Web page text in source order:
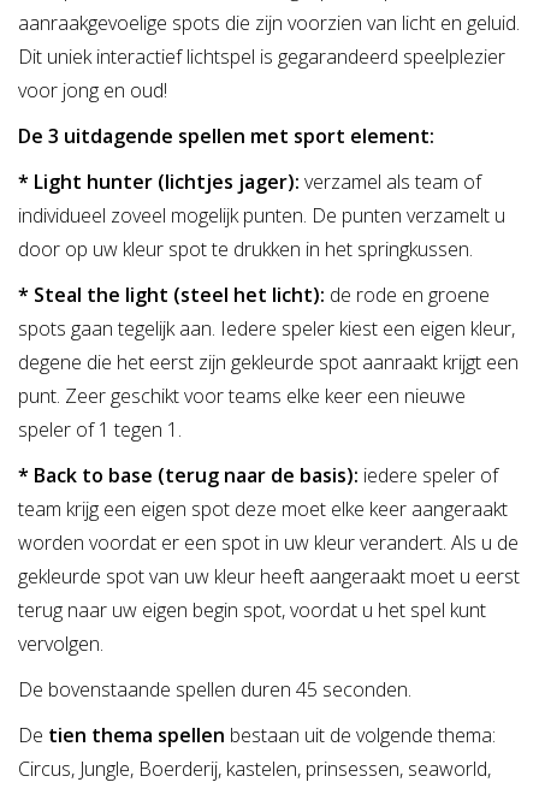
aanraakgevoelige spots die zijn voorzien van licht en geluid.
Dit uniek interactief lichtspel is gegarandeerd speelplezier
voor jong en oud!
De 3 uitdagende spellen met sport element:
* Light hunter (lichtjes jager): verzamel als team of
individueel zoveel mogelijk punten. De punten verzamelt u
door op uw kleur spot te drukken in het springkussen.
* Steal the light (steel het licht): de rode en groene
spots gaan tegelijk aan. Iedere speler kiest een eigen kleur,
degene die het eerst zijn gekleurde spot aanraakt krijgt een
punt. Zeer geschikt voor teams elke keer een nieuwe
speler of 1 tegen 1.
* Back to base (terug naar de basis): iedere speler of
team krijg een eigen spot deze moet elke keer aangeraakt
worden voordat er een spot in uw kleur verandert. Als u de
gekleurde spot van uw kleur heeft aangeraakt moet u eerst
terug naar uw eigen begin spot, voordat u het spel kunt
vervolgen.
De bovenstaande spellen duren 45 seconden.
De tien thema spellen bestaan uit de volgende thema:
Circus, Jungle, Boerderij, kastelen, prinsessen, seaworld,